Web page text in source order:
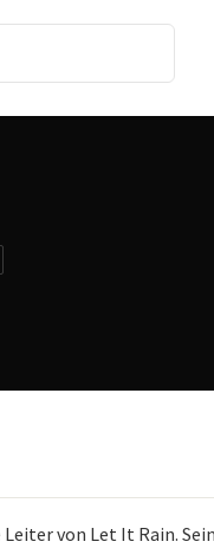
von Let It Rain.